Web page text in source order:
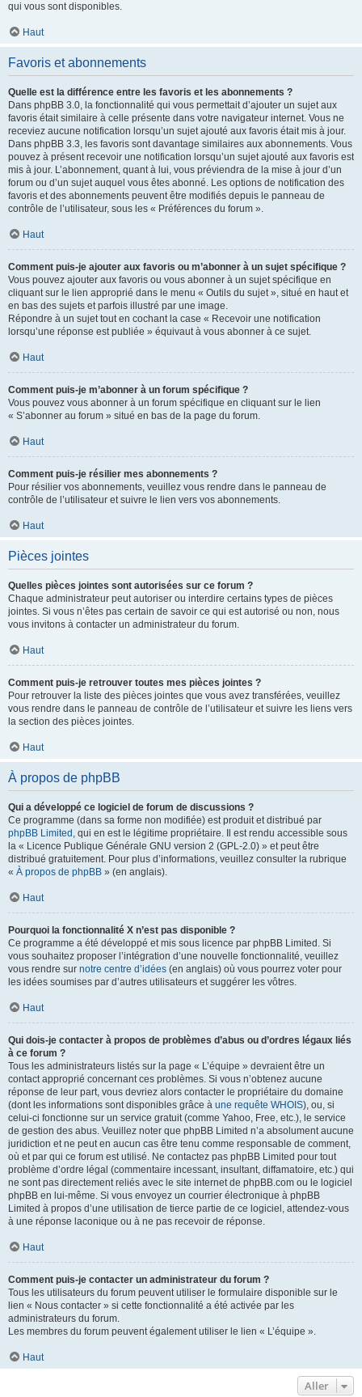
qui vous sont disponibles.
Haut
Favoris et abonnements
Quelle est la différence entre les favoris et les abonnements ?
Dans phpBB 3.0, la fonctionnalité qui vous permettait d’ajouter un sujet aux
favoris était similaire à celle présente dans votre navigateur internet. Vous ne
receviez aucune notification lorsqu’un sujet ajouté aux favoris était mis à jour.
Dans phpBB 3.3, les favoris sont davantage similaires aux abonnements. Vous
pouvez à présent recevoir une notification lorsqu’un sujet ajouté aux favoris est
mis à jour. L’abonnement, quant à lui, vous préviendra de la mise à jour d’un
forum ou d’un sujet auquel vous êtes abonné. Les options de notification des
favoris et des abonnements peuvent être modifiés depuis le panneau de
contrôle de l’utilisateur, sous les « Préférences du forum ».
Haut
Comment puis-je ajouter aux favoris ou m’abonner à un sujet spécifique ?
Vous pouvez ajouter aux favoris ou vous abonner à un sujet spécifique en
cliquant sur le lien approprié dans le menu « Outils du sujet », situé en haut et
en bas des sujets et parfois illustré par une image.
Répondre à un sujet tout en cochant la case « Recevoir une notification
lorsqu’une réponse est publiée » équivaut à vous abonner à ce sujet.
Haut
Comment puis-je m’abonner à un forum spécifique ?
Vous pouvez vous abonner à un forum spécifique en cliquant sur le lien
« S’abonner au forum » situé en bas de la page du forum.
Haut
Comment puis-je résilier mes abonnements ?
Pour résilier vos abonnements, veuillez vous rendre dans le panneau de
contrôle de l’utilisateur et suivre le lien vers vos abonnements.
Haut
Pièces jointes
Quelles pièces jointes sont autorisées sur ce forum ?
Chaque administrateur peut autoriser ou interdire certains types de pièces
jointes. Si vous n’êtes pas certain de savoir ce qui est autorisé ou non, nous
vous invitons à contacter un administrateur du forum.
Haut
Comment puis-je retrouver toutes mes pièces jointes ?
Pour retrouver la liste des pièces jointes que vous avez transférées, veuillez
vous rendre dans le panneau de contrôle de l’utilisateur et suivre les liens vers
la section des pièces jointes.
Haut
À propos de phpBB
Qui a développé ce logiciel de forum de discussions ?
Ce programme (dans sa forme non modifiée) est produit et distribué par
phpBB Limited , qui en est le légitime propriétaire. Il est rendu accessible sous
la « Licence Publique Générale GNU version 2 (GPL-2.0) » et peut être
distribué gratuitement. Pour plus d’informations, veuillez consulter la rubrique
« À propos de phpBB » (en anglais).
Haut
Pourquoi la fonctionnalité X n’est pas disponible ?
Ce programme a été développé et mis sous licence par phpBB Limited. Si
vous souhaitez proposer l’intégration d’une nouvelle fonctionnalité, veuillez
vous rendre sur notre centre d’idées (en anglais) où vous pourrez voter pour
les idées soumises par d’autres utilisateurs et suggérer les vôtres.
Haut
Qui dois-je contacter à propos de problèmes d’abus ou d’ordres légaux liés
à ce forum ?
Tous les administrateurs listés sur la page « L’équipe » devraient être un
contact approprié concernant ces problèmes. Si vous n’obtenez aucune
réponse de leur part, vous devriez alors contacter le propriétaire du domaine
(dont les informations sont disponibles grâce à une requête WHOIS), ou, si
celui-ci fonctionne sur un service gratuit (comme Yahoo, Free, etc.), le service
de gestion des abus. Veuillez noter que phpBB Limited n’a absolument aucune
juridiction et ne peut en aucun cas être tenu comme responsable de comment,
où et par qui ce forum est utilisé. Ne contactez pas phpBB Limited pour tout
problème d’ordre légal (commentaire incessant, insultant, diffamatoire, etc.) qui
ne sont pas directement reliés avec le site internet de phpBB.com ou le logiciel
phpBB en lui-même. Si vous envoyez un courrier électronique à phpBB
Limited à propos d’une utilisation de tierce partie de ce logiciel, attendez-vous
à une réponse laconique ou à ne pas recevoir de réponse.
Haut
Comment puis-je contacter un administrateur du forum ?
Tous les utilisateurs du forum peuvent utiliser le formulaire disponible sur le
lien « Nous contacter » si cette fonctionnalité a été activée par les
administrateurs du forum.
Les membres du forum peuvent également utiliser le lien « L’équipe ».
Haut
Aller